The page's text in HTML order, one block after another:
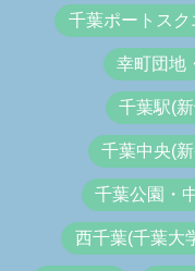
千葉ポートス
幸町団地
千葉駅(
千葉中央(
千葉公園・
西千葉(千葉大